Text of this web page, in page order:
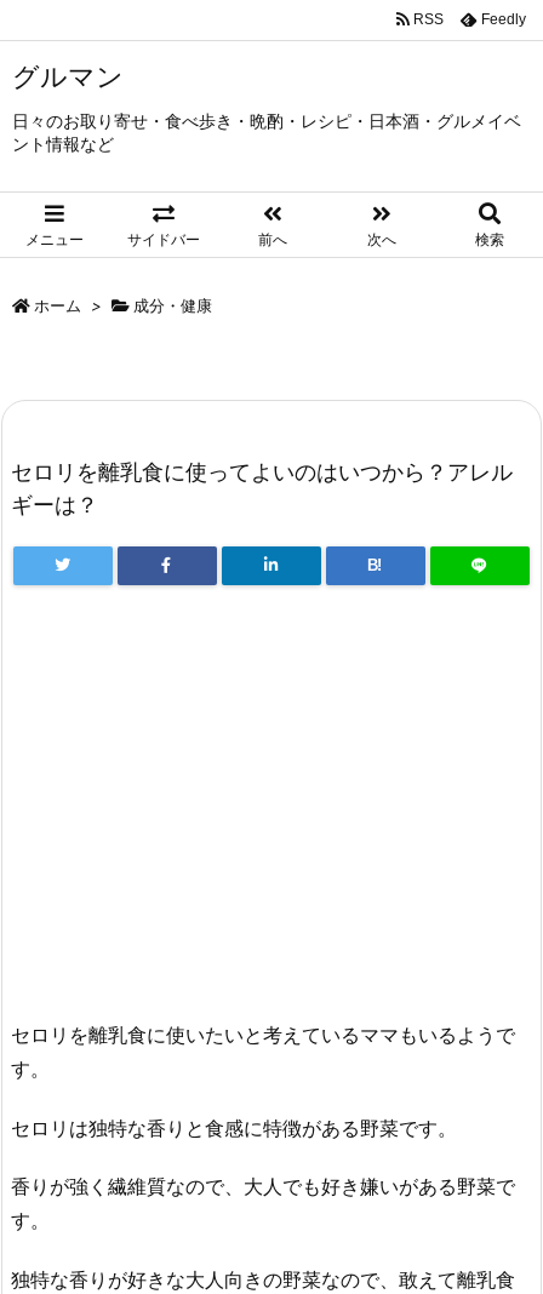
グルマン
日々のお取り寄せ・食べ歩き・晩酌・レシピ・日本酒・グルメイベ
ント情報など
メニュー サイドバー 前へ 次へ 検索
RSS Feedly
ホーム > 成分・健康
セロリを離乳食に使ってよいのはいつから？アレル
ギーは？
B!
セロリを離乳食に使いたいと考えているママもいるようで
す。
セロリは独特な香りと食感に特徴がある野菜です。
香りが強く繊維質なので、大人でも好き嫌いがある野菜で
す。
独特な香りが好きな大人向きの野菜なので、敢えて離乳食